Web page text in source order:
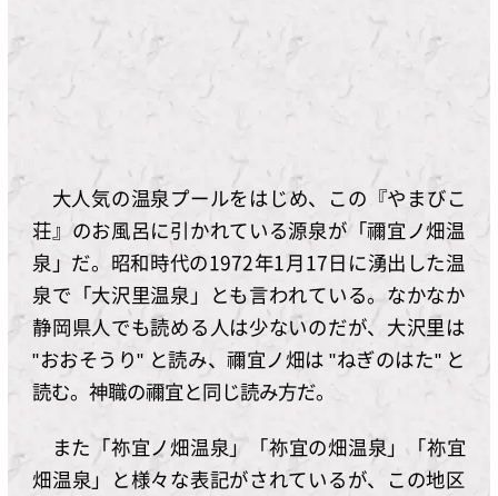
大人気の温泉プールをはじめ、この『やまびこ
荘』のお風呂に引かれている源泉が「禰宜ノ畑温
泉」だ。昭和時代の1972年1月17日に湧出した温
泉で「大沢里温泉」とも言われている。なかなか
静岡県人でも読める人は少ないのだが、大沢里は
"おおそうり" と読み、禰宜ノ畑は "ねぎのはた" と
読む。神職の禰宜と同じ読み方だ。
また「祢宜ノ畑温泉」「祢宜の畑温泉」「祢宜
畑温泉」と様々な表記がされているが、この地区